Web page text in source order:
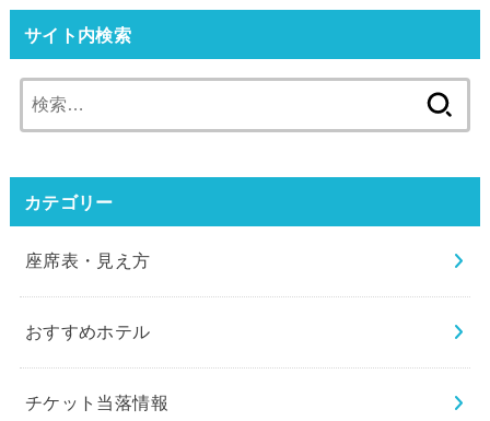
サイト内検索
索:
カテゴリー
座席表・見え方
おすすめホテル
チケット当落情報